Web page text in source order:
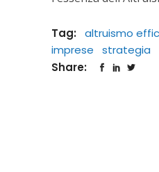
Tag: altruismo
imprese
strategia
Share: